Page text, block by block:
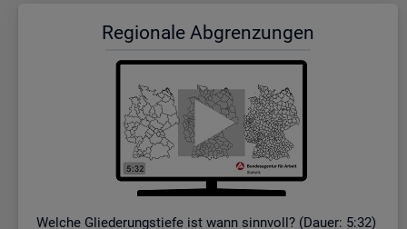
Re­gio­na­le Ab­gren­zun­gen
Wel­che Glie­de­rungs­tie­fe ist wann sinn­voll? (Dauer: 5:32)